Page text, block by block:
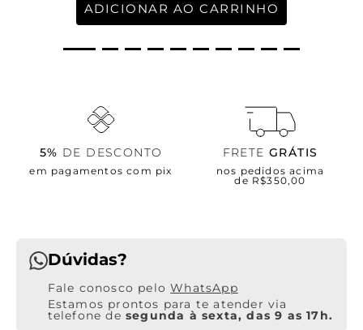
ADICIONAR AO CARRINHO
5% DE DESCONTO
em pagamentos com pix
FRETE GRÁTIS
nos pedidos acima
de R$350,00
Dúvidas?
WhatsApp
Estamos prontos para te atender via
telefone de segunda à sexta, das 9 as 17h.